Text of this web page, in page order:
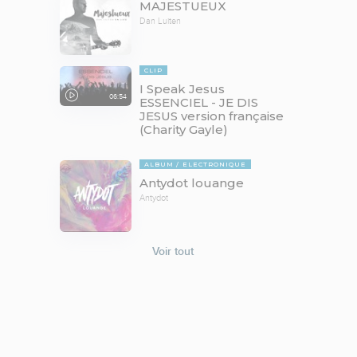
MAJESTUEUX
Dan Luiten
06:54
CLIP
I Speak Jesus
ESSENCIEL - JE DIS
JESUS version française
(Charity Gayle)
ALBUM ELECTRONIQUE
Antydot louange
Antydot
Voir tout